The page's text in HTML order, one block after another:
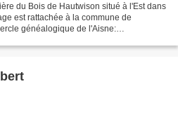
du Bois de Hautwison situé à l'Est dans
est rattachée à la commune de
généalogique de l'Aisne: